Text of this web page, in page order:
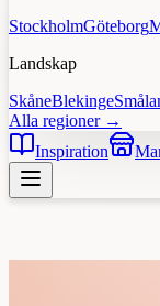
StockholmGöteborg
Landskap
SkåneBlekinge
Alla regioner →
Inspiration